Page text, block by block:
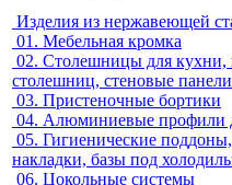
Изделия из нержавеющей
01. Мебельная кромка
02. Столешницы для кухни,
столешниц, стеновые панели
03. Пристеночные бортики
04. Алюминиевые профили
05. Гигиенические
накладки, базы под
06. Цокольные системы